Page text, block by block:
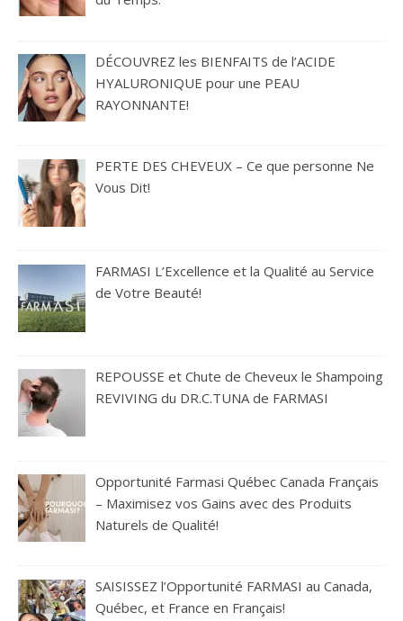
DÉCOUVREZ les BIENFAITS de l’ACIDE
HYALURONIQUE pour une PEAU
RAYONNANTE!
PERTE DES CHEVEUX – Ce que personne Ne
Vous Dit!
FARMASI L’Excellence et la Qualité au Service
de Votre Beauté!
REPOUSSE et Chute de Cheveux le Shampoing
REVIVING du DR.C.TUNA de FARMASI
Opportunité Farmasi Québec Canada Français
– Maximisez vos Gains avec des Produits
Naturels de Qualité!
SAISISSEZ l’Opportunité FARMASI au Canada,
Québec, et France en Français!